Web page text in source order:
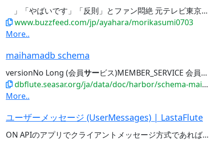
」「やばいです」「反則」とファン悶絶 元テレビ東京アナウン
www.buzzfeed.com/jp/ayahara/morikasumi0703
More..
maihamadb schema
versionNo Long (会員サービス)MEMBER_SERVICE 会員の
dbflute.seasar.org/ja/data/doc/harbor/schema-maihamadb.html
More..
ユーザーメッセージ (UserMessages) | LastaFlute
ON APIのアプリでクライアントメッセージ方式であれば、